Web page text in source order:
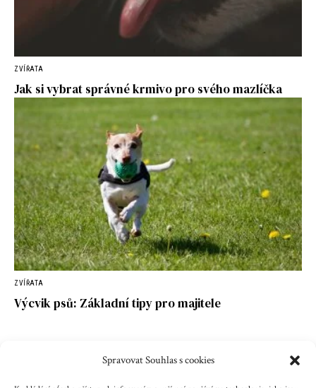
Spravovat Souhlas s cookies
ZVÍŘATA
Jak si vybrat správné krmivo pro svého mazlíčka
ZVÍŘATA
Výcvik psů: Základní tipy pro majitele